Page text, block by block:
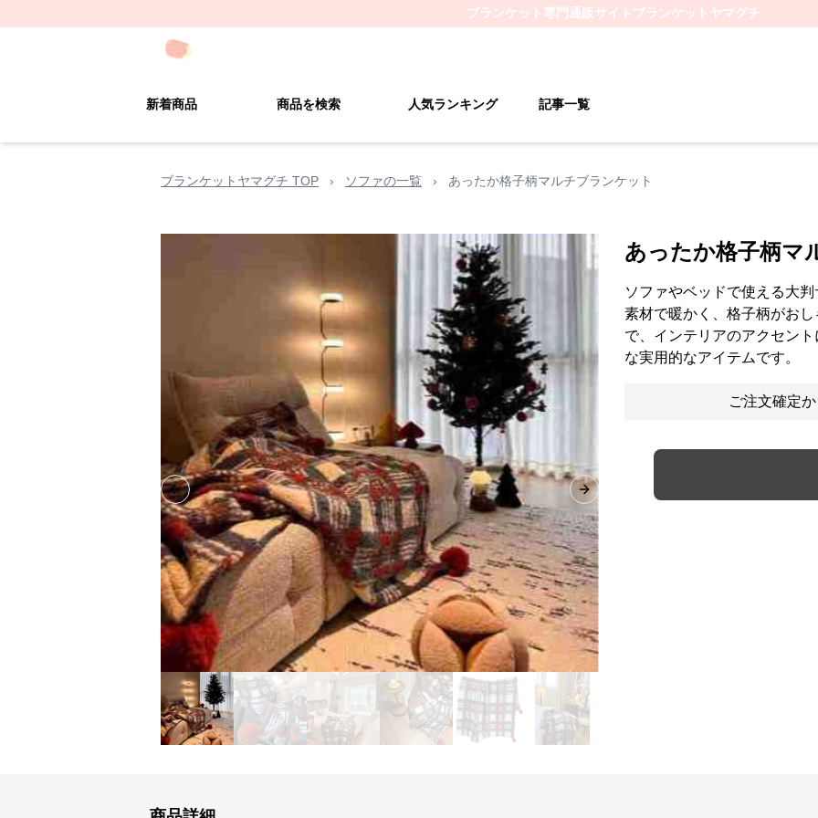
ブランケット 専門通販サイト ブランケットヤマグチ
新着商品 商品を検索 人気ランキング 記事一覧
ブランケットヤマグチ TOP › ソファの一覧 › あったか格子柄マルチブランケット
Previous slide Next slide
あったか格子柄マ
ソファやベッドで使える大
素材で暖かく、格子柄がお
で、インテリアのアクセン
な実用的なアイテムです。
ご注文確定